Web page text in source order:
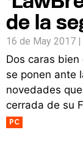
de la
16 de May 2017 |
Dos caras
se ponen ante
novedades
cerrada de su
PC